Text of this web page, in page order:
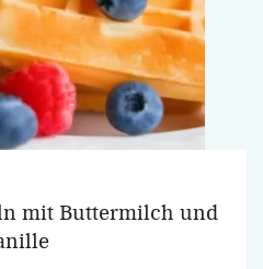
mit Buttermilch und